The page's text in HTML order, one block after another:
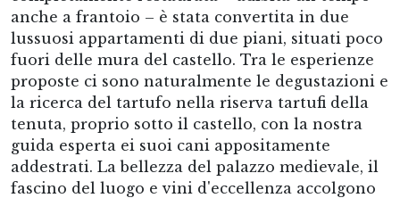
anche a frantoio – è stata convertita in due
lussuosi appartamenti di due piani, situati poco
fuori delle mura del castello. Tra le esperienze
proposte ci sono naturalmente le degustazioni e
la ricerca del tartufo nella riserva tartufi della
tenuta, proprio sotto il castello, con la nostra
guida esperta ei suoi cani appositamente
addestrati. La bellezza del palazzo medievale, il
fascino del luogo e vini d'eccellenza accolgono